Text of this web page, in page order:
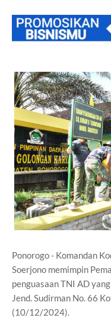
Ponorogo - Komandan
Soerjono memimpin
penguasaan TNI AD
Jend. Sudirman No. 66
(10/12/2024).